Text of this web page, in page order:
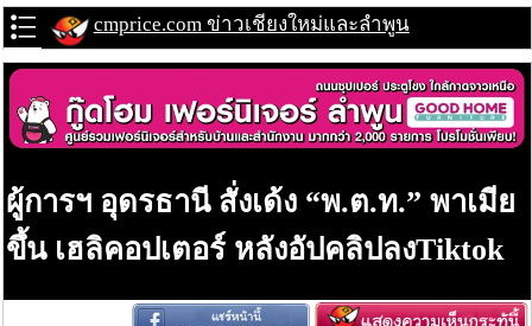
cmprice.com ข่าวเชียงใหม่และลำพูน
ผู้การฯ อุดรธานี สั่งเด้ง “พ.ต.ท.” พาเมีย
ขึ้น เฮลิคอปเตอร์ หลังอัปคลิปลงTiktok